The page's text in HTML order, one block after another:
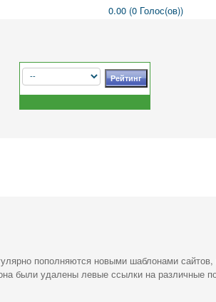
0.00 (0 Голос(ов))
пополняются новыми шаблонами
были удалены левые ссылки на различные